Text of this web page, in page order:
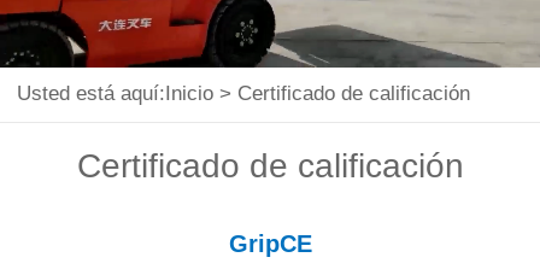
Usted está aquí: Inicio > Certificado de calificación
Certificado de calificación
GripCE